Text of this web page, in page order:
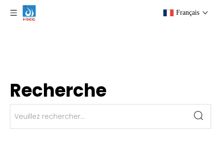
Français
Recherche